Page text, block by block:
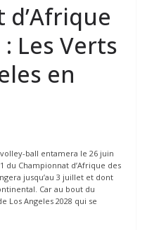
Les Verts
en
ball entamera le 26 juin
du Championnat d’Afrique des
jusqu’au 3 juillet et dont
Car au bout du
Los Angeles 2028 qui se